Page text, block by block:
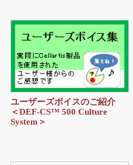
ユーザーズボイスのご紹介
＜DEF-CS™ 500 Culture
System＞